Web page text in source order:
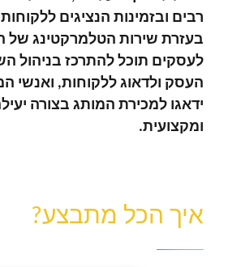
רבים ובזמינות הנציגים
בעזרת שירות הטלמרקטינג של
לעסקים תוכל להתרכז בניהול
העסק ולדאוג ללקוחות, ואנשי
ידאגו למכירת המותג בצורה
ומקצועית.
איך הכל מתבצע?